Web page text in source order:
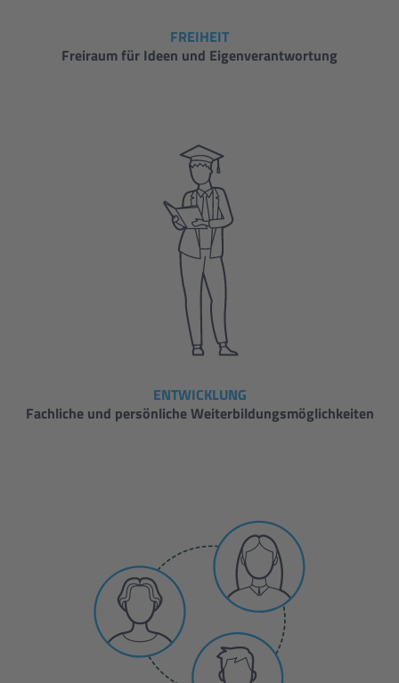
FREIHEIT
Freiraum für Ideen und Eigenverantwortung
ENTWICKLUNG
Fachliche und persönliche Weiterbildungsmöglichkeiten